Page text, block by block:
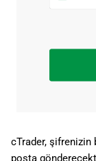
cTrader, şifrenizin
posta